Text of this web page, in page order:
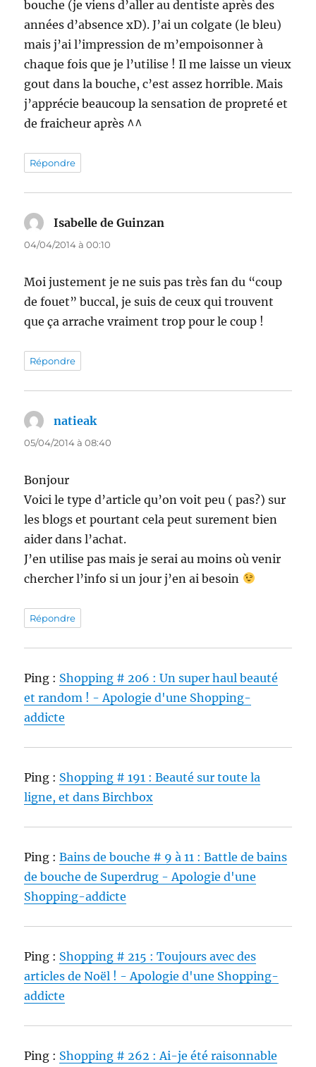
bouche (je viens d’aller au dentiste après des
années d’absence xD). J’ai un colgate (le bleu)
mais j’ai l’impression de m’empoisonner à
chaque fois que je l’utilise ! Il me laisse un vieux
gout dans la bouche, c’est assez horrible. Mais
j’apprécie beaucoup la sensation de propreté et
de fraicheur après ^^
Répondre
Isabelle de Guinzan
04/04/2014 à 00:10
Moi justement je ne suis pas très fan du “coup
de fouet” buccal, je suis de ceux qui trouvent
que ça arrache vraiment trop pour le coup !
Répondre
natieak
05/04/2014 à 08:40
Bonjour
Voici le type d’article qu’on voit peu ( pas?) sur
les blogs et pourtant cela peut surement bien
aider dans l’achat.
J’en utilise pas mais je serai au moins où venir
chercher l’info si un jour j’en ai besoin
Répondre
Ping : Shopping # 206 : Un super haul beauté
et random ! - Apologie d'une Shopping-
addicte
Ping : Shopping # 191 : Beauté sur toute la
ligne, et dans Birchbox
Ping :Bains de bouche # 9 à 11 : Battle de bains
de bouche de Superdrug - Apologie d'une
Shopping-addicte
Ping : Shopping # 215 : Toujours avec des
articles de Noël ! - Apologie d'une Shopping-
addicte
Ping : Shopping # 262 : Ai-je été raisonnable